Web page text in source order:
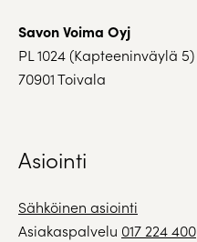
Savon Voima Oyj
PL 1024 (Kapteeninväylä 5)
70901 Toivala
Asiointi
Sähköinen asiointi
Asiakaspalvelu 017 224 400